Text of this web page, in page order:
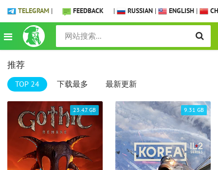
TELEGRAM | FEEDBACK | RUSSIAN | ENGLISH |
推荐
TOP 24 下载最多 最新更新
23.47 GB 9.31 GB